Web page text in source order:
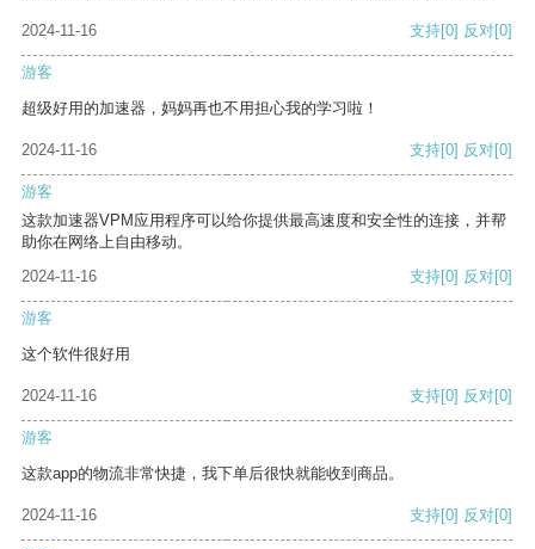
2024-11-16 支持[0] 反对[0]
游客
超级好用的加速器，妈妈再也不用担心我的学习啦！
2024-11-16 支持[0] 反对[0]
游客
这款加速器VPM应用程序可以给你提供最高速度和安全性的连接，并帮
助你在网络上自由移动。
2024-11-16
支持[0] 反对[0]
游客
这个软件很好用
2024-11-16 支持[0] 反对[0]
游客
这款app的物流非常快捷，我下单后很快就能收到商品。
2024-11-16 支持[0] 反对[0]